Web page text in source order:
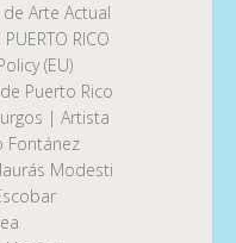
Arte Actual
PUERTO RICO
(EU)
Puerto Rico
| Artista
Fontánez
Modesti